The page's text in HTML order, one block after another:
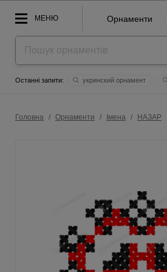
МЕНЮ Орнаменти
укринский орнамент
Головна / Орнаменти / Імена / НАЗАР